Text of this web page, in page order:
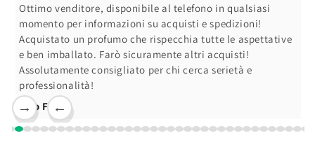
←
→
Ottimo venditore, disponibile al telefono in qualsiasi
momento per informazioni su acquisti e spedizioni!
Acquistato un profumo che rispecchia tutte le aspettative
e ben imballato. Farò sicuramente altri acquisti!
Assolutamente consigliato per chi cerca serietà e
professionalità!
Ciro F.